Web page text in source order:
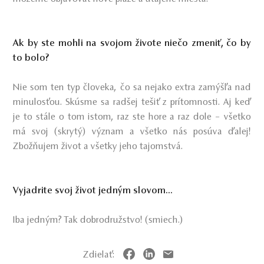
Ak by ste mohli na svojom živote niečo zmeniť, čo by
to bolo?
Nie som ten typ človeka, čo sa nejako extra zamýšľa nad
minulosťou. Skúsme sa radšej tešiť z prítomnosti. Aj keď
je to stále o tom istom, raz ste hore a raz dole – všetko
má svoj (skrytý) význam a všetko nás posúva ďalej!
Zbožňujem život a všetky jeho tajomstvá.
Vyjadrite svoj život jedným slovom...
Iba jedným? Tak dobrodružstvo! (smiech.)
Zdielať: